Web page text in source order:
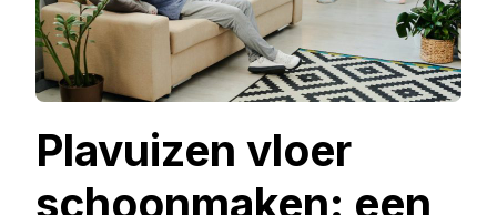
Plavuizen vloer
schoonmaken: een